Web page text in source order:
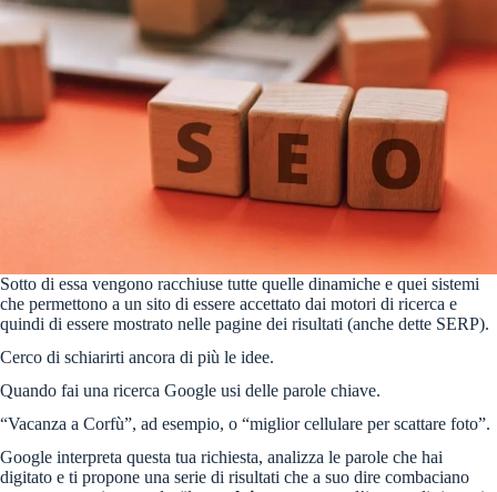
Sotto di essa vengono racchiuse tutte quelle dinamiche e quei sistemi
che permettono a un sito di essere accettato dai motori di ricerca e
quindi di essere mostrato nelle pagine dei risultati (anche dette SERP).
Cerco di schiarirti ancora di più le idee.
Quando fai una ricerca Google usi delle parole chiave.
“Vacanza a Corfù”, ad esempio, o “miglior cellulare per scattare foto”.
Google interpreta questa tua richiesta, analizza le parole che hai
digitato e ti propone una serie di risultati che a suo dire combaciano